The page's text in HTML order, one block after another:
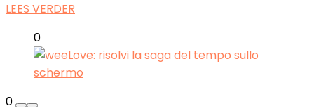
LEES VERDER
0
0